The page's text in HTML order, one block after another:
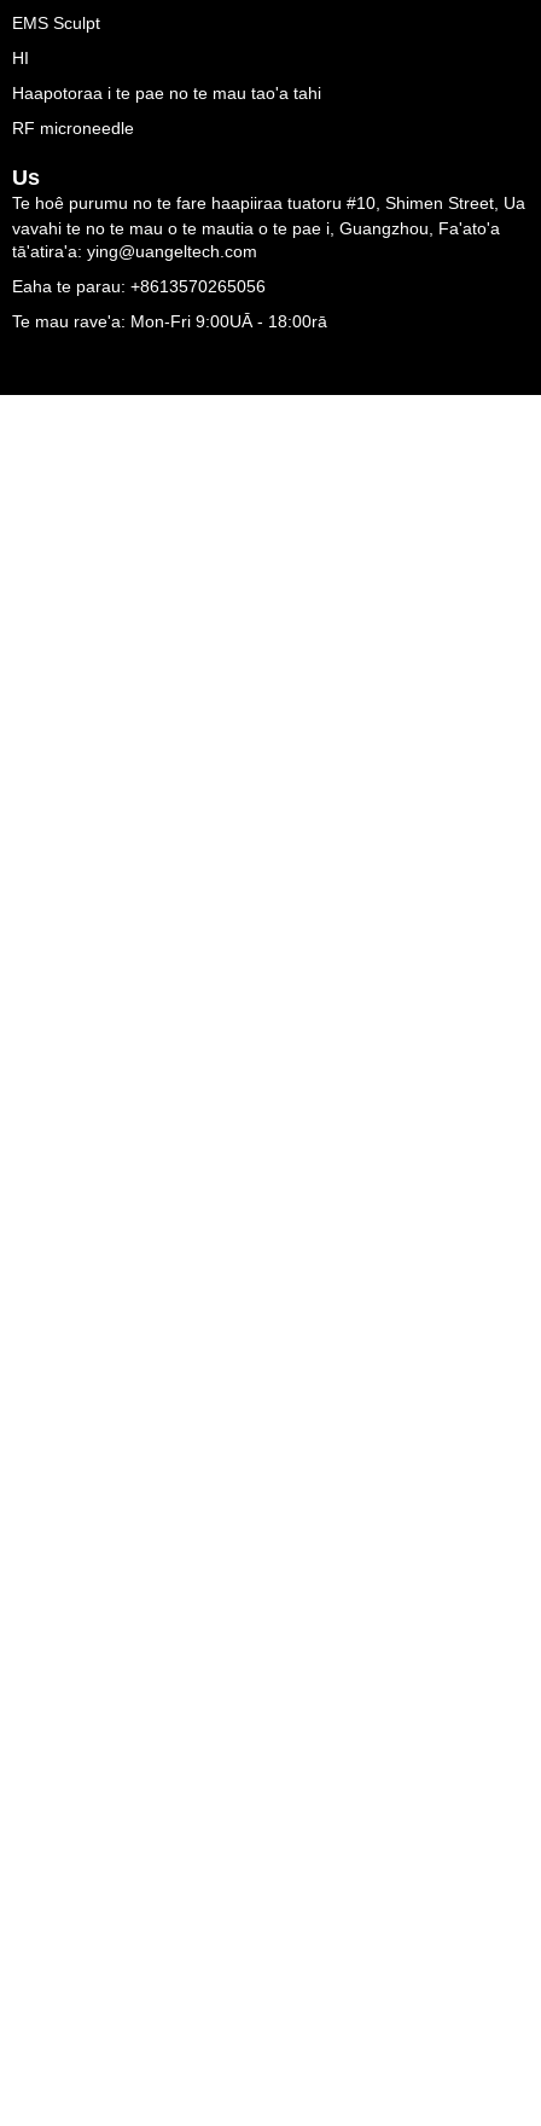
EMS Sculpt
HI
Haapotoraa i te pae no te mau tao'a tahi
RF microneedle
Us
Te hoê purumu no te fare haapiiraa tuatoru #10, Shimen Street, Ua
vavahi te no te mau o te mautia o te pae i, Guangzhou, Fa'ato'a
tā'atira'a: ying@uangeltech.com
Eaha te parau: +8613570265056
Te mau rave'a: Mon-Fri 9:00UĀ - 18:00rā